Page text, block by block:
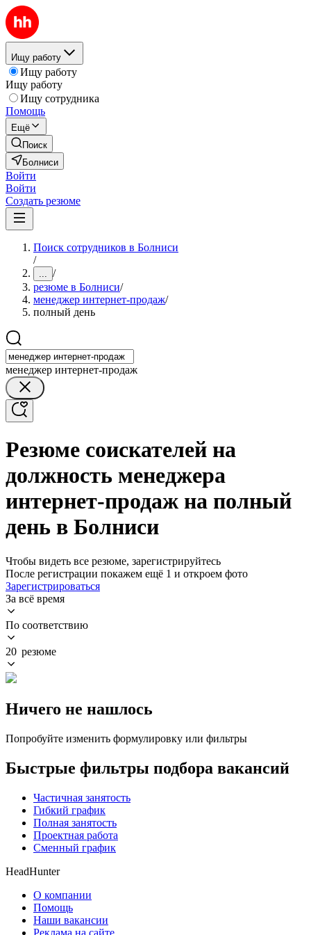
Ищу работу
Ищу работу
Ищу работу
Ищу сотрудника
Помощь
Ещё
Поиск
Болниси
Войти
Войти
Создать резюме
Поиск сотрудников в Болниси
/
... /
резюме в Болниси/
менеджер интернет-продаж/
полный день
менеджер интернет-продаж
Резюме соискателей на
должность менеджера
интернет-продаж на полный
день в Болниси
Чтобы видеть все резюме, зарегистрируйтесь
После регистрации покажем ещё 1 и откроем фото
Зарегистрироваться
За всё время
По соответствию
20 резюме
Ничего не нашлось
Попробуйте изменить формулировку или фильтры
Быстрые фильтры подбора вакансий
Частичная занятость
Гибкий график
Полная занятость
Проектная работа
Сменный график
HeadHunter
О компании
Помощь
Наши вакансии
Реклама на сайте